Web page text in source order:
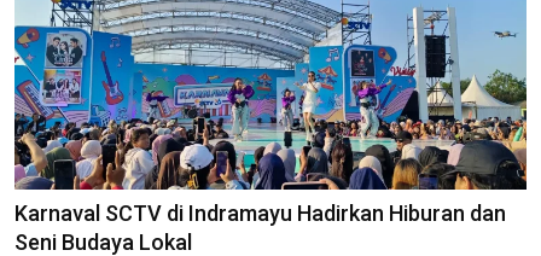
Karnaval SCTV di Indramayu Hadirkan Hiburan dan
Seni Budaya Lokal